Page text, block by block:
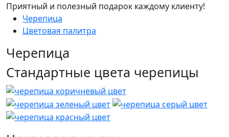
Приятный и полезный подарок каждому клиенту!
Черепица
Цветовая палитра
Черепица
Стандартные цвета черепицы